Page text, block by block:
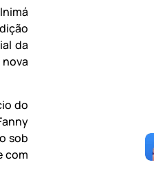
da
do
sob
com